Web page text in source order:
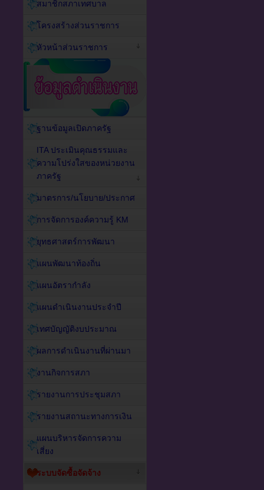
สมาชิกสภาเทศบาล
โครงสร้างส่วนราชการ
หัวหน้าส่วนราชการ
ฐานข้อมูลเปิดภาครัฐ
ITA ประเมินคุณธรรมและ
ความโปร่งใสของหน่วยงาน
ภาครัฐ
มาตรการ/นโยบาย/ประกาศ
การจัดการองค์ความรู้ KM
ยุทธศาสตร์การพัฒนา
แผนพัฒนาท้องถิ่น
แผนอัตรากำลัง
แผนดำเนินงานประจำปี
เทศบัญญัติงบประมาณ
ผลการดำเนินงานที่ผ่านมา
งานกิจการสภา
รายงานการประชุมสภา
รายงานสถานะทางการเงิน
แผนบริหารจัดการความ
เสี่ยง
ระบบจัดซื้อจัดจ้าง